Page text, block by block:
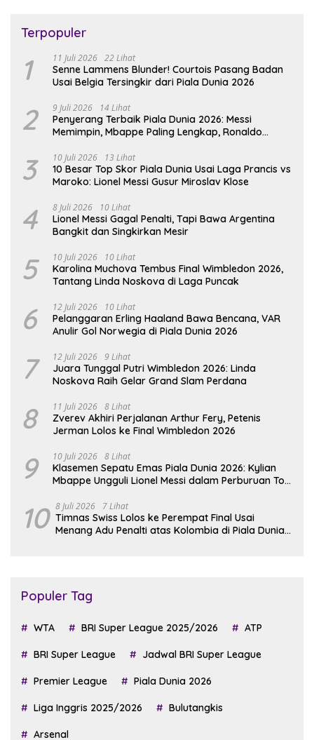
Terpopuler
1 11 Juli 2026 22 Lihat
Senne Lammens Blunder! Courtois Pasang Badan
Usai Belgia Tersingkir dari Piala Dunia 2026
2 9 Juli 2026 14 Lihat
Penyerang Terbaik Piala Dunia 2026: Messi
Memimpin, Mbappe Paling Lengkap, Ronaldo
3 10 Juli 2026 13 Lihat
10 Besar Top Skor Piala Dunia Usai Laga Prancis vs
Maroko: Lionel Messi Gusur Miroslav Klose
4 8 Juli 2026 10 Lihat
Lionel Messi Gagal Penalti, Tapi Bawa Argentina
Bangkit dan Singkirkan Mesir
5 10 Juli 2026 10 Lihat
Karolina Muchova Tembus Final Wimbledon 2026,
Tantang Linda Noskova di Laga Puncak
6 12 Juli 2026 10 Lihat
Pelanggaran Erling Haaland Bawa Bencana, VAR
Anulir Gol Norwegia di Piala Dunia 2026
7 12 Juli 2026 9 Lihat
Juara Tunggal Putri Wimbledon 2026: Linda
Noskova Raih Gelar Grand Slam Perdana
8 11 Juli 2026 8 Lihat
Zverev Akhiri Perjalanan Arthur Fery, Petenis
Jerman Lolos ke Final Wimbledon 2026
9 10 Juli 2026 8 Lihat
Klasemen Sepatu Emas Piala Dunia 2026: Kylian
Mbappe Ungguli Lionel Messi dalam Perburuan Top
10 8 Juli 2026 7 Lihat
Timnas Swiss Lolos ke Perempat Final Usai
Menang Adu Penalti atas Kolombia di Piala Dunia
Populer Tag
WTA BRI Super League 2025/2026 ATP
BRI Super League Jadwal BRI Super League
Premier League Piala Dunia 2026
Liga Inggris 2025/2026 Bulutangkis
Arsenal